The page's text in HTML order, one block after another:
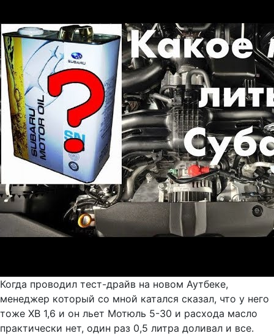
Когда проводил тест-драйв на новом Аутбеке,
менеджер который со мной катался сказал, что у него
тоже ХВ 1,6 и он льет Мотюль 5-30 и расхода масло
практически нет, один раз 0,5 литра доливал и все.